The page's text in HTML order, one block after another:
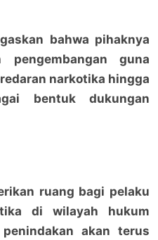
bahwa pihaknya
guna
narkotika hingga
bentuk dukungan
ruang bagi pelaku
di wilayah hukum
akan terus